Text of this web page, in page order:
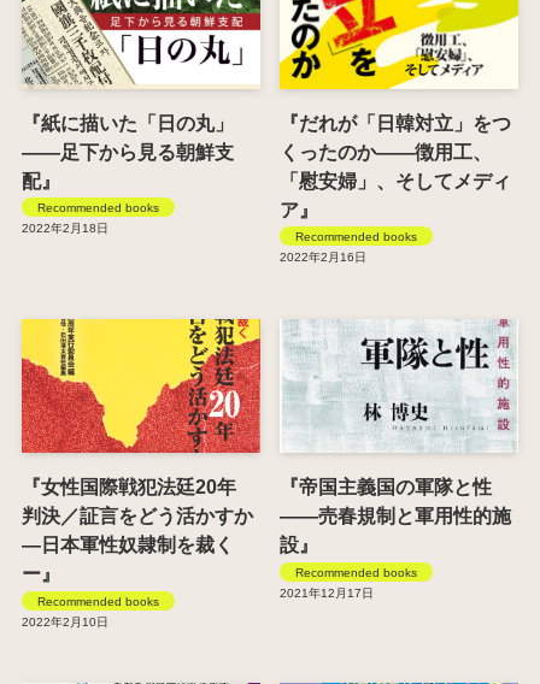
『紙に描いた「日の丸」
――足下から見る朝鮮支
配』
2022年2月18日
Recommended books
『だれが「日韓対立」をつ
くったのか――徴用工、
「慰安婦」、そしてメディ
ア』
2022年2月16日
Recommended books
『女性国際戦犯法廷20年
判決／証言をどう活かすか
―日本軍性奴隷制を裁く
ー』
2022年2月10日
Recommended books
『帝国主義国の軍隊と性
――売春規制と軍用性的施
設』
2021年12月17日
Recommended books